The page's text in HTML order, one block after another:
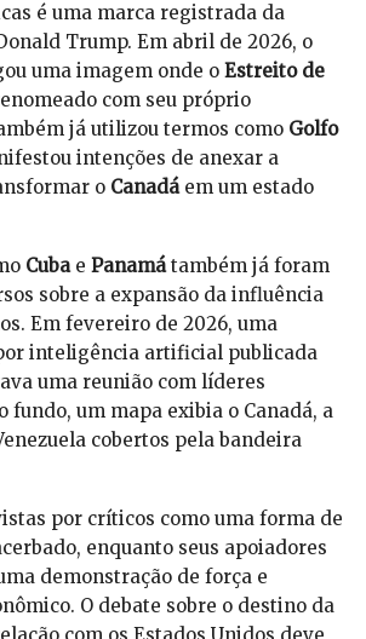
é uma marca registrada da
Trump. Em abril de 2026, o
uma imagem onde o Estreito de
com seu próprio
já utilizou termos como Golfo
intenções de anexar a
o Canadáem um estado
Cubae Panamátambém já foram
sobre a expansão da influência
Em fevereiro de 2026, uma
inteligência artificial publicada
uma reunião com líderes
fundo, um mapa exibia o Canadá, a
cobertos pela bandeira
por críticos como uma forma de
enquanto seus apoiadores
demonstração de força e
O debate sobre o destino da